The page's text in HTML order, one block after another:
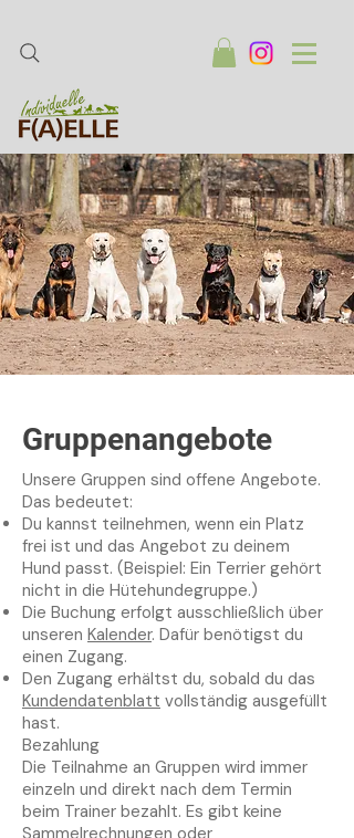
Gruppenangebote
Unsere Gruppen sind offene Angebote.
Das bedeutet:
Du kannst teilnehmen, wenn ein Platz
frei ist und das Angebot zu deinem
Hund passt. (Beispiel: Ein Terrier gehört
nicht in die Hütehundegruppe.)
Die Buchung erfolgt ausschließlich über
unseren Kalender. Dafür benötigst du
einen Zugang.
Den Zugang erhältst du, sobald du das
Kundendatenblatt vollständig ausgefüllt
hast.
Bezahlung
Die Teilnahme an Gruppen wird immer
einzeln und direkt nach dem Termin
beim Trainer bezahlt. Es gibt keine